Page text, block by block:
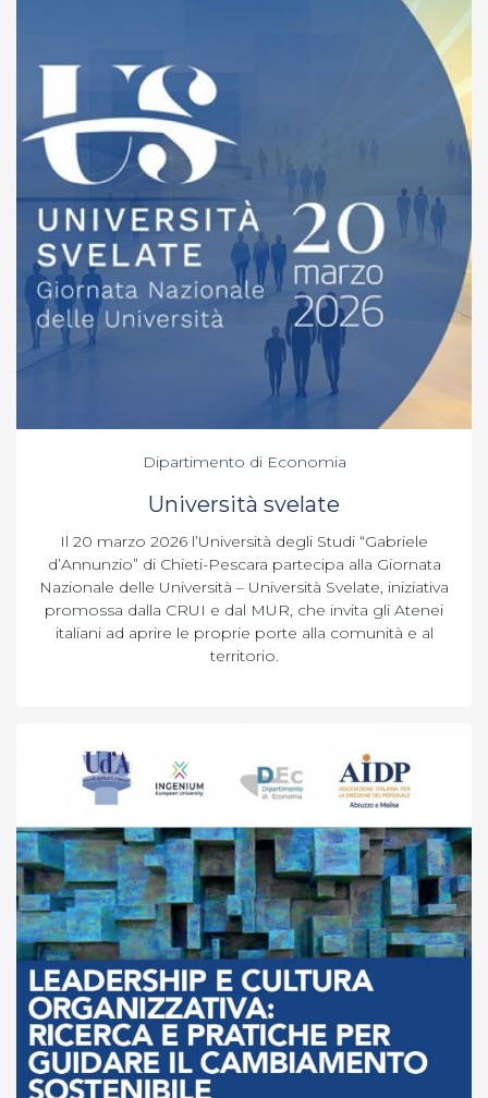
Dipartimento di Economia
Università svelate
Il 20 marzo 2026 l’Università degli Studi “Gabriele
d’Annunzio” di Chieti-Pescara partecipa alla Giornata
Nazionale delle Università – Università Svelate, iniziativa
promossa dalla CRUI e dal MUR, che invita gli Atenei
italiani ad aprire le proprie porte alla comunità e al
territorio.